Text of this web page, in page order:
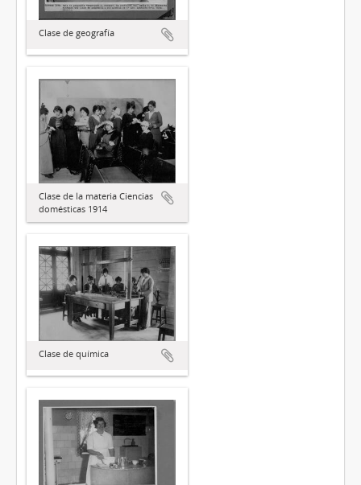
Clase de geografía
Clase de la materia Ciencias
domésticas 1914
Clase de química